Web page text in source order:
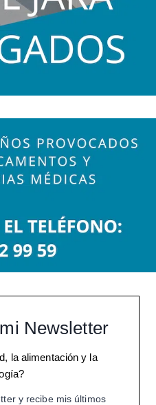
Newsletter
la alimentación y la
y recibe mis últimos